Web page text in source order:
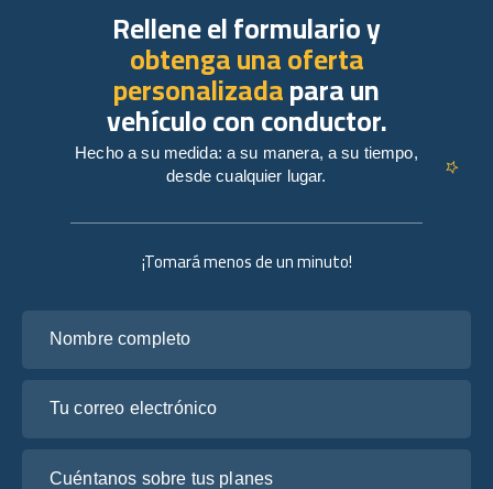
¡Tomará menos de un minuto!
Rellene el formulario y
obtenga una oferta
personalizadapara un
vehículo con conductor.
Hecho a su medida: a su manera, a su tiempo,
desde cualquier lugar.